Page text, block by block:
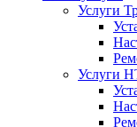
Услуги
Услуги